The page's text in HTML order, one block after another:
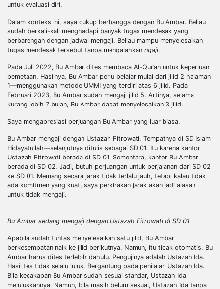
untuk evaluasi diri.
Dalam konteks ini, saya cukup berbangga dengan Bu Ambar. Beliau
sudah berkali-kali menghadapi banyak tugas mendesak yang
berbarengan dengan jadwal mengaji. Beliau mampu menyelesaikan
tugas mendesak tersebut tanpa mengalahkan ngaji.
Pada Juli 2022, Bu Ambar dites membaca Al-Qur’an untuk keperluan
pemetaan. Hasilnya, Bu Ambar perlu belajar mulai dari jilid 2 halaman
1—menggunakan metode UMMI yang terdiri atas 6 jilid. Pada
Februari 2023, Bu Ambar sudah mengaji jilid 5. Artinya, selama
kurang lebih 7 bulan, Bu Ambar dapat menyelesaikan 3 jilid.
Saya mengapresiasi perjuangan Bu Ambar yang luar biasa.
Bu Ambar mengaji dengan Ustazah Fitrowati. Tempatnya di SD Islam
Hidayatullah—selanjutnya ditulis sebagai SD 01. Itu karena kantor
Ustazah Fitrowati berada di SD 01. Sementara, kantor Bu Ambar
berada di SD 02. Jadi, butuh perjuangan untuk perjalanan dari SD 02
ke SD 01. Memang secara jarak tidak terlalu jauh, tetapi kalau tidak
ada komitmen yang kuat, saya perkirakan jarak akan jadi alasan
untuk tidak mengaji.
Bu Ambar sedang mengaji dengan Ustazah Fitrowati di SD 01
Apabila sudah tuntas menyelesaikan satu jilid, Bu Ambar
berkesempatan naik ke jilid berikutnya. Namun, itu tidak otomatis. Bu
Ambar harus dites terlebih dahulu. Pengujinya adalah Ustazah Ida.
Hasil tes tidak selalu lulus. Bergantung pada penilaian Ustazah Ida.
Bila kecakapan Bu Ambar sudah sesuai standar, Ustazah Ida
meluluskannya. Namun, bila masih belum sesuai, Ustazah Ida tanpa